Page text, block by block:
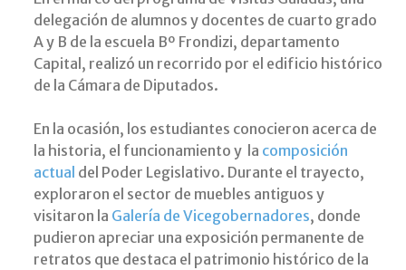
delegación de alumnos y docentes de cuarto grado
A y B de la escuela Bº Frondizi, departamento
Capital, realizó un recorrido por el edificio histórico
de la Cámara de Diputados.
En la ocasión, los estudiantes conocieron acerca de
la historia, el funcionamiento y la composición
actual del Poder Legislativo. Durante el trayecto,
exploraron el sector de muebles antiguos y
visitaron la Galería de Vicegobernadores, donde
pudieron apreciar una exposición permanente de
retratos que destaca el patrimonio histórico de la